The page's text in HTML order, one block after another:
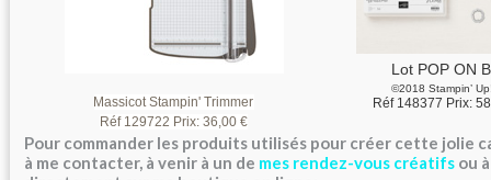
Massicot Stampin' Trimmer
Réf 129722 Prix: 36,00 €
Lot POP ON
©2018 Stampin’
Réf 148377 Prix:
Pour commander les produits utilisés pour créer cette jolie
à me contacter, à venir à un de mes rendez-vous créatifs ou